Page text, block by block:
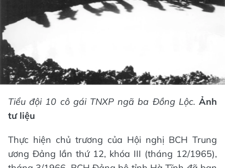
Tiểu đội 10 cô gái TNXP ngã ba Đồng Lộc. Ảnh
tư liệu
Thực hiện chủ trương của Hội nghị BCH Trung
ương Đảng lần thứ 12, khóa III (tháng 12/1965),